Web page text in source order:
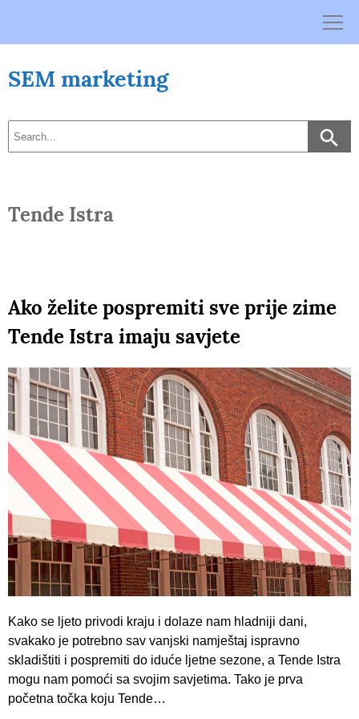
SEM marketing
Tende Istra
Ako želite pospremiti sve prije zime
Tende Istra imaju savjete
Kako se ljeto privodi kraju i dolaze nam hladniji dani,
svakako je potrebno sav vanjski namještaj ispravno
skladištiti i pospremiti do iduće ljetne sezone, a Tende Istra
mogu nam pomoći sa svojim savjetima. Tako je prva
početna točka koju Tende…